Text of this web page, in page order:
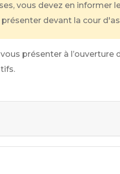
vous devez en informer
devant la cour
présenter à l’ouverture